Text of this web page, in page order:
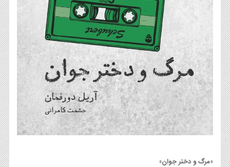
«مرگ و دختر جوان»